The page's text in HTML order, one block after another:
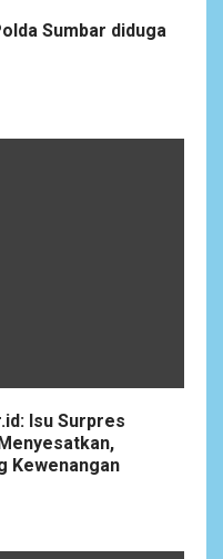
Sumbar diduga
Isu Surpres
Kewenangan